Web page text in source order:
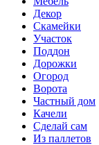
Декор
Скамейки
Участок
Поддон
Дорожки
Огород
Ворота
Частный дом
Качели
Сделай сам
Из паллетов